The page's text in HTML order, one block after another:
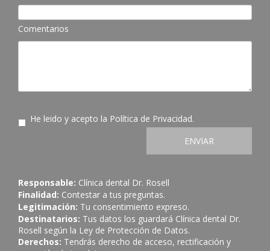
Comentarios
He leido y acepto la Política de Privacidad.
ENVIAR
Responsable: Clínica dental Dr. Rosell
Finalidad: Contestar a tus preguntas.
Legitimación: Tu consentimiento expreso.
Destinatarios: Tus datos los guardará Clínica dental Dr.
Rosell según la Ley de Protección de Datos.
Derechos: Tendrás derecho de acceso, rectificación y